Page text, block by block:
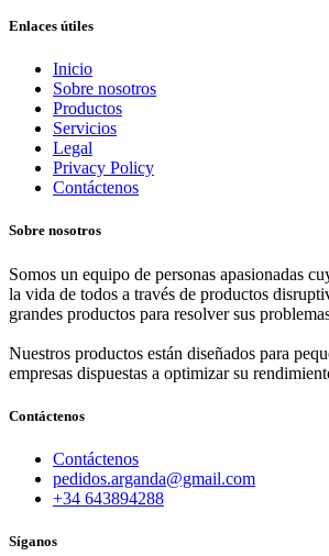
Enlaces útiles
Inicio
Sobre nosotros
Productos
Servicios
Legal
Privacy Policy
Contáctenos
Sobre nosotros
Somos un equipo de personas apasionadas
la vida de todos a través de productos
grandes productos para resolver sus
Nuestros productos están diseñados para
empresas dispuestas a optimizar su
Contáctenos
Contáctenos
pedidos.arganda@gmail.com
+34 643894288
Síganos